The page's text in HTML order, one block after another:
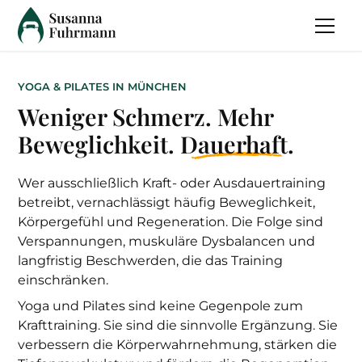
Pilates & Stretch in
München
Eine Kombination aus Pilates-Übungen
und gezieltem Stretching, die Ihre
Flexibilität fördert, Verspannungen löst
und Ihre Körpermitte stärkt.
Fühlen Sie sich oft verspannt
oder wünschen sich mehr
Beweglichkeit?
Power Yoga Flow in
München
Dynamische Yoga-Sequenzen, die Ihre
Kraft, Flexibilität und Ausdauer steigern
und gleichzeitig den Geist fokussieren.
Sind Sie bereit für eine Yoga-
Herausforderung, die Sie
körperlich und mental wachsen
lässt?
Pilates Core in
München
Gezielte Übungen, die Ihre Körpermitte
kräftigen, Ihre Haltung verbessern und für
mehr Stabilität und Balance sorgen.
Möchten Sie Ihre Haltung
verbessern und mehr Stabilität
in Ihrem Alltag spüren?
Pilates Core ist das perfekte
YOGA & PILATES IN MÜNCHEN
Weniger Schmerz. Mehr
Beweglichkeit. Dauerhaft.
Wer ausschließlich Kraft- oder Ausdauertraining
betreibt, vernachlässigt häufig Beweglichkeit,
Körpergefühl und Regeneration. Die Folge sind
Verspannungen, muskuläre Dysbalancen und
langfristig Beschwerden, die das Training
einschränken.
Yoga und Pilates sind keine Gegenpole zum
Krafttraining. Sie sind die sinnvolle Ergänzung. Sie
verbessern die Körperwahrnehmung, stärken die